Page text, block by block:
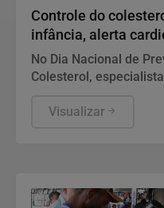
Controle do
infância, alerta
No Dia Nacional de
Colesterol,
anos, alimentação
Visualizar